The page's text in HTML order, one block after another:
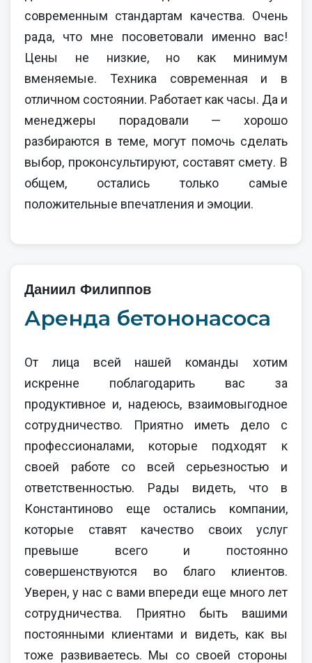
современным стандартам качества. Очень
рада, что мне посоветовали именно вас!
Цены не низкие, но как минимум
вменяемые. Техника современная и в
отличном состоянии. Работает как часы. Да и
менеджеры порадовали — хорошо
разбираются в теме, могут помочь сделать
выбор, проконсультируют, составят смету. В
общем, остались только самые
положительные впечатления и эмоции.
Даниил Филиппов
Аренда бетононасоса
От лица всей нашей команды хотим
искренне поблагодарить вас за
продуктивное и, надеюсь, взаимовыгодное
сотрудничество. Приятно иметь дело с
профессионалами, которые подходят к
своей работе со всей серьезностью и
ответственностью. Рады видеть, что в
Константиново еще остались компании,
которые ставят качество своих услуг
превыше всего и постоянно
совершенствуются во благо клиентов.
Уверен, у нас с вами впереди еще много лет
сотрудничества. Приятно быть вашими
постоянными клиентами и видеть, как вы
тоже развиваетесь. Мы со своей стороны